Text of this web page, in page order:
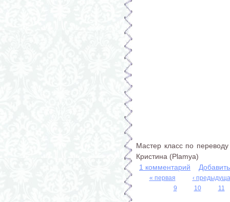
Мастер класс по
Кристина (Plamya)
1 комментарий
Страницы
« первая
‹
9
10 11